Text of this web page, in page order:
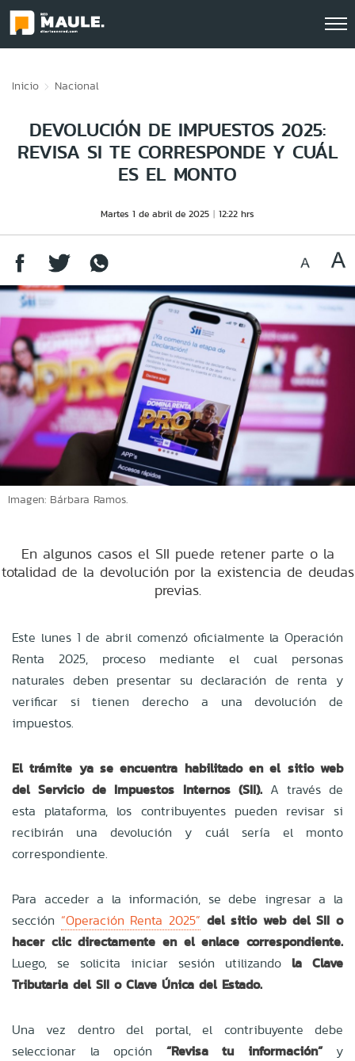
Inicio Nacional
DEVOLUCIÓN DE IMPUESTOS 2025:
REVISA SI TE CORRESPONDE Y CUÁL
ES EL MONTO
Martes 1 de abril de 2025 12:22 hrs
Imagen: Bárbara Ramos.
En algunos casos el SII puede retener parte o la
totalidad de la devolución por la existencia de deudas
previas.
Este lunes 1 de abril comenzó oficialmente la Operación
Renta 2025, proceso mediante el cual personas
naturales deben presentar su declaración de renta y
verificar si tienen derecho a una devolución de
impuestos.
El trámite ya se encuentra habilitado en el sitio web
del Servicio de Impuestos Internos (SII).A través de
esta plataforma, los contribuyentes pueden revisar si
recibirán una devolución y cuál sería el monto
correspondiente.
Para acceder a la información, se debe ingresar a la
sección “Operación Renta 2025” del sitio web del SII o
hacer clic directamente en el enlace correspondiente.
Luego, se solicita iniciar sesión utilizando la Clave
Tributaria del SII o Clave Única del Estado.
Una vez dentro del portal, el contribuyente debe
seleccionar la opción “Revisa tu información”y